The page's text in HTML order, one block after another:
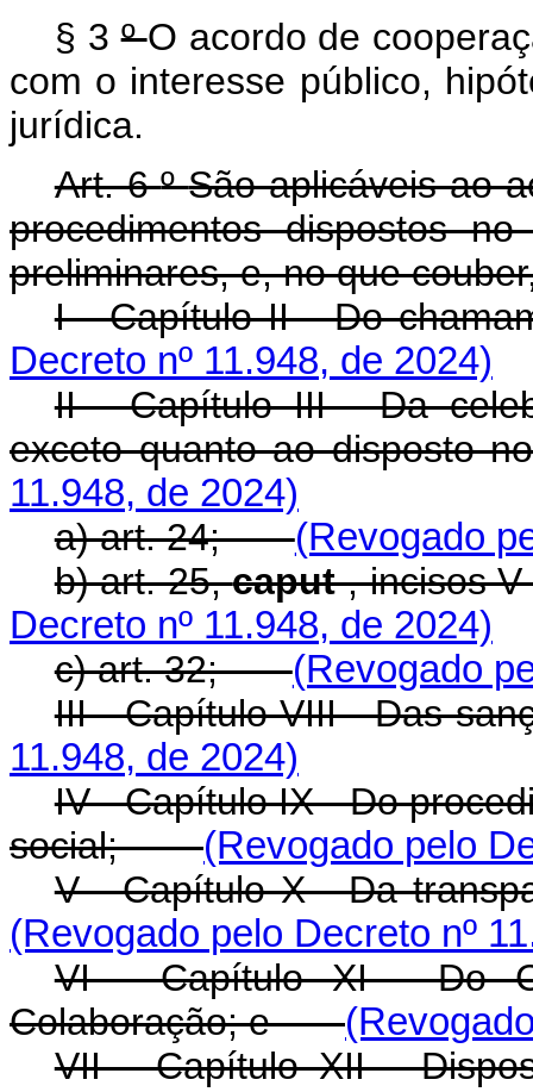
§ 3ºO acordo de
com o interesse público,
jurídica.
Art. 6ºSão aplicáveis ao
procedimentos dispostos
preliminares, e, no que
I - Capítulo II - Do
Decreto nº 11.948, de 2024)
II - Capítulo III - Da
exceto quanto ao
11.948, de 2024)
a) art. 24;(Revogado
b) art. 25,caput, incisos
Decreto nº 11.948, de 2024)
c) art. 32;(Revogado
III - Capítulo VIII - Das
11.948, de 2024)
IV - Capítulo IX - Do
social;(Revogado pelo
V - Capítulo X - Da
(Revogado pelo Decreto nº
VI - Capítulo XI - Do
Colaboração; e
VII - Capítulo XII -